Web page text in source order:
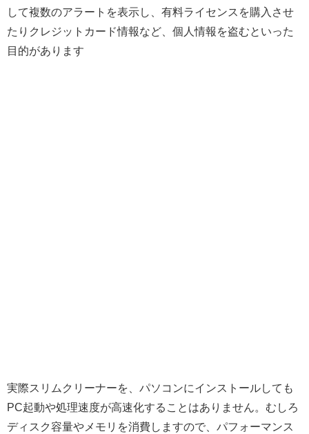
して複数のアラートを表示し、有料ライセンスを購入させ
たりクレジットカード情報など、個人情報を盗むといった
目的があります
実際スリムクリーナーを、パソコンにインストールしても
PC起動や処理速度が高速化することはありません。むしろ
ディスク容量やメモリを消費しますので、パフォーマンス